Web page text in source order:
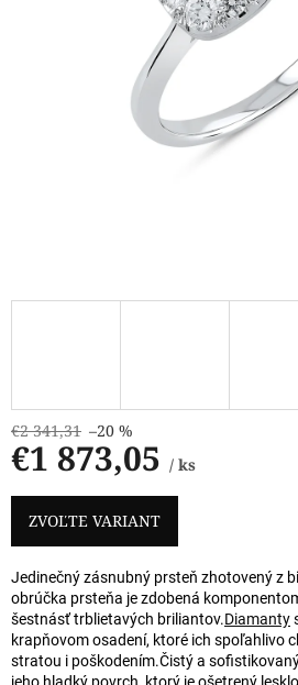
€2 341,31 –20 %
€1 873,05 / ks
Jednotková
cena:
ZVOĽTE VARIANT
Jedinečný zásnubný prsteň zhotovený z
obrúčka prsteňa je zdobená
šestnásť trblietavých briliantov.Diamanty
krapňovom osadení, ktoré ich spoľahlivo
stratou i poškodením.Čistý a